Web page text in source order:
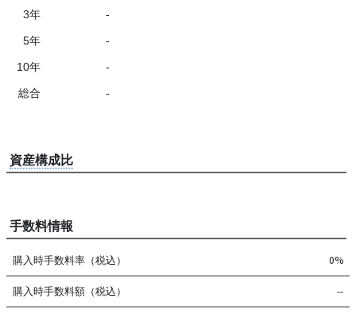
3年 -
5年 -
10年 -
総合 -
資産構成比
手数料情報
購入時手数料率（税込） 0%
購入時手数料額（税込） --